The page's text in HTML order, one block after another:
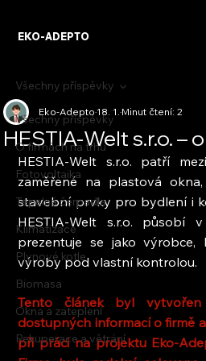
EKO-ADEPTO
Všechny příspěvky
O firmách na trhu
Fotovoltaika
Tepelná čerpadla
Klimatizace
Plynové kotle
Biomasa
Okna a zateplení
Rekuperace a větrání
Všechny příspěvky
HESTIA-Welt s.r.o. –
Eko-Adepto18. 1.Minut čtení: 2
HESTIA-Welt s.r.o. patří
zaměřené na plastová
stavební prvky pro bydlení i
HESTIA-Welt s.r.o. působí
prezentuje se jako
výroby pod vlastní kontrolou.
Tento článek byl
dostupných informací o firmě
při práci na projektu Eko-